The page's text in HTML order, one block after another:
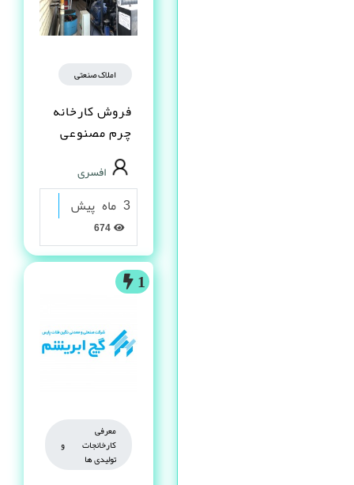
املاک صنعتی
فروش کارخانه
چرم مصنوعى
PVC در شیراز
افسری
3 ماه پیش
1
معرفی
کارخانجات و
تولیدی ها